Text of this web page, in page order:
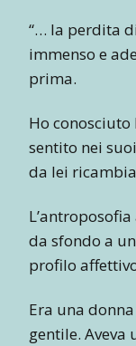
“… la perdita
immenso e
prima.
Ho conosciuto
sentito nei
da lei
da sfondo a
profilo
Era una
gentile.